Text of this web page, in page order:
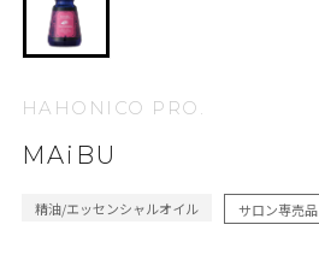
HAHONICO PRO.
MAiBU
精油/エッセンシャルオイル サロン専売品